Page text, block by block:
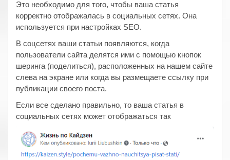
Это необходимо для того, чтобы ваша статья
корректно отображалась в социальных сетях. Она
используется при настройках SEO.
В соцсетях ваши статьи появляются, когда
пользователи сайта делятся ими с помощью кнопок
шеринга (поделиться), расположенных на нашем сайте
слева на экране или когда вы размещаете ссылку при
публикации своего поста.
Если все сделано правильно, то ваша статья в
социальных сетях может отображаться так